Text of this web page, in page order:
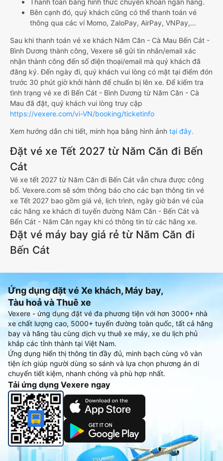
Bên cạnh đó, quý khách cũng có thể thanh toán vé
thông qua các ví Momo, ZaloPay, AirPay, VNPay,…
Sau khi thanh toán vé xe khách Năm Căn - Cà Mau Bến Cát -
Bình Dương thành công, Vexere sẽ gửi tin nhắn/email xác
nhận thành công đến số điện thoại/email mà quý khách đã
đăng ký. Đến ngày đi, quý khách vui lòng có mặt tại điểm đón
trước 30 phút giờ khởi hành để chuẩn bị lên xe. Để kiểm tra
tình trạng vé xe đi Bến Cát - Bình Dương từ Năm Căn - Cà
Mau đã đặt, quý khách vui lòng truy cập
https://vexere.com/vi-VN/booking/ticketinfo
Xem hướng dẫn chi tiết, minh họa bằng hình ảnh tại đây.
Đặt vé xe Tết 2027 từ Năm Căn đi Bến
Cát
Vé xe tết 2027 từ Năm Căn đi Bến Cát vẫn chưa được công
bố. Vexere.com sẽ sớm thông báo cho các bạn thông tin vé
xe Tết 2027 bao gồm giá vé, lịch trình, ngày giờ bán vé của
các hãng xe khách đi tuyến đường Năm Căn - Bến Cát và
Bến Cát - Năm Căn ngay khi có thông tin từ các hãng xe.
Đặt vé máy bay giá rẻ từ Năm Căn đi
Bến Cát
Ứng dụng đặt vé Xe khách, Máy bay,
Tàu hoả và Thuê xe
Vexere - ứng dụng đặt vé đa phương tiện với hơn 3000+ nhà
xe chất lượng cao, 5000+ tuyến đường toàn quốc, tất cả hãng
bay và hãng tàu cùng dịch vụ thuê xe máy, xe du lịch phủ
khắp các tỉnh thành tại Việt Nam.
Ứng dụng hiển thị thông tin đầy đủ, minh bạch cùng vô vàn
tiện ích giúp người dùng so sánh và lựa chọn phương án di
chuyển tiết kiệm, nhanh chóng và phù hợp nhất.
Tải ứng dụng Vexere ngay